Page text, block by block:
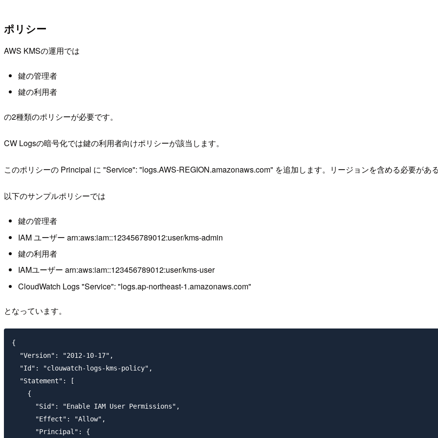
ポリシー
AWS KMSの運用では
鍵の管理者
鍵の利用者
の2種類のポリシーが必要です。
CW Logsの暗号化では鍵の利用者向けポリシーが該当します。
このポリシーの Principal に "Service": "logs.AWS-REGION.amazonaws.com" を追加します。リージョンを含める必要があ
以下のサンプルポリシーでは
鍵の管理者
IAM ユーザー arn:aws:iam::123456789012:user/kms-admin
鍵の利用者
IAMユーザー arn:aws:iam::123456789012:user/kms-user
CloudWatch Logs "Service": "logs.ap-northeast-1.amazonaws.com"
となっています。
{
  "Version": "2012-10-17",
  "Id": "clouwatch-logs-kms-policy",
  "Statement": [
    {
      "Sid": "Enable IAM User Permissions",
      "Effect": "Allow",
      "Principal": {